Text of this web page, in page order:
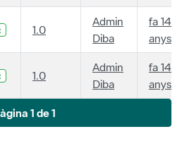
1.0
Admin
Diba
fa 14
anys
1.0
Admin
Diba
fa 14
anys
1 de 1